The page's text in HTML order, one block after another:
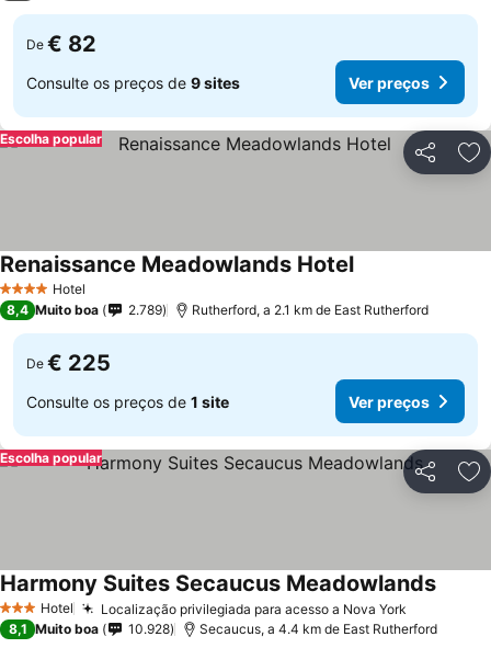
De € 82
Consulte os preços de 9 sites Ver preços
Partilhar
Escolha popular
4 EstrelasHotel
Renaissance Meadowlands Hotel
8,4 Muito boa 2.789 Rutherford, a 2.1 km de East Rutherford
De € 225
Consulte os preços de 1 site Ver preços
Partilhar
Escolha popular
3 EstrelasHotel Localização privilegiada para acesso a Nova York
Harmony Suites Secaucus Meadowlands
8,1 Muito boa 10.928 Secaucus, a 4.4 km de East Rutherford